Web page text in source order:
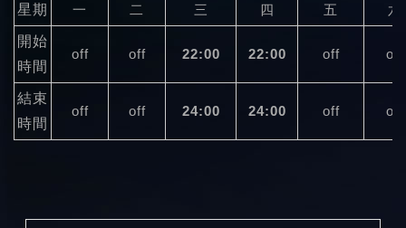
星期 一 二 三 四 五 六
開始
時間
off off 22:00 22:00 off off
結束
時間
off off 24:00 24:00 off off